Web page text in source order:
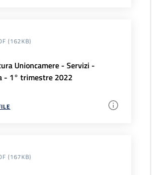
(162KB)
Unioncamere - Servizi -
- 1° trimestre 2022
(167KB)